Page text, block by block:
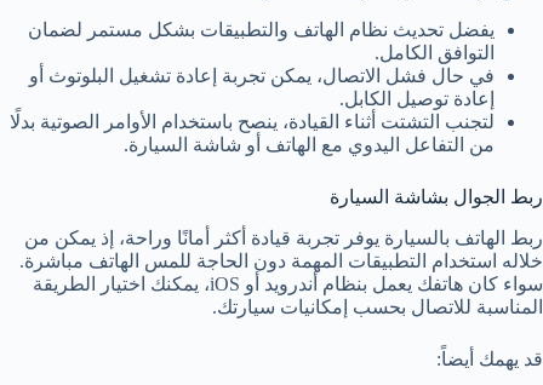
يفضل تحديث نظام الهاتف والتطبيقات بشكل مستمر لضمان
التوافق الكامل.
في حال فشل الاتصال، يمكن تجربة إعادة تشغيل البلوتوث أو
إعادة توصيل الكابل.
لتجنب التشتت أثناء القيادة، ينصح باستخدام الأوامر الصوتية بدلًا
من التفاعل اليدوي مع الهاتف أو شاشة السيارة.
ربط الجوال بشاشة السيارة
ربط الهاتف بالسيارة يوفر تجربة قيادة أكثر أمانًا وراحة، إذ يمكن من
خلاله استخدام التطبيقات المهمة دون الحاجة للمس الهاتف مباشرة.
سواء كان هاتفك يعمل بنظام أندرويد أو iOS، يمكنك اختيار الطريقة
المناسبة للاتصال بحسب إمكانيات سيارتك.
قد يهمك أيضاً: